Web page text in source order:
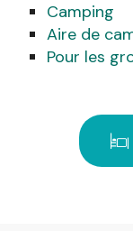
Camping
Aire de
Pour les